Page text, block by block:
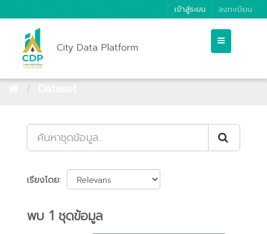
เข้าสู่ระบบ ลงทะเบียน
City Data Platform
เรียงโดย
พบ 1 ชุดข้อมูล